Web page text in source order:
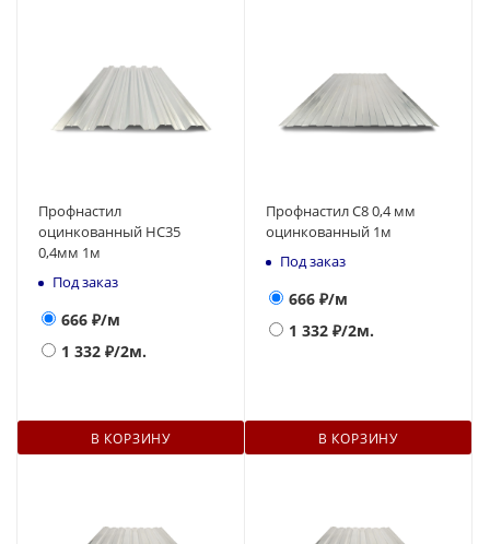
Профнастил
оцинкованный НС35
0,4мм 1м
Под заказ
666 ₽/м
1 332 ₽/2м.
В КОРЗИНУ
Профнастил С8 0,4 мм
оцинкованный 1м
Под заказ
666 ₽/м
1 332 ₽/2м.
В КОРЗИНУ